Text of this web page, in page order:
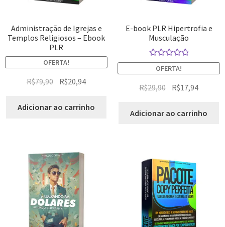
Administração de Igrejas e
Templos Religiosos – Ebook
PLR
OFERTA!
R$79,90 R$20,94
Adicionar ao carrinho
E-book PLR Hipertrofia e
Musculação
Avaliação
5.00de 5
OFERTA!
R$29,90 R$17,94
Adicionar ao carrinho